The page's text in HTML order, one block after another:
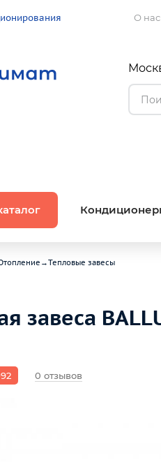
О нас
→Тепловые завесы
завеса
0 отзывов